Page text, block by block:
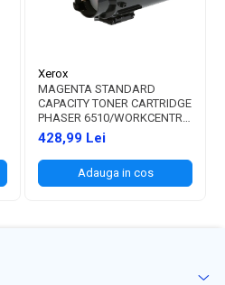
Xerox
MAGENTA STANDARD
CAPACITY TONER CARTRIDGE
PHASER 6510/WORKCENTRE
6515
428,99 Lei
Adauga in cos